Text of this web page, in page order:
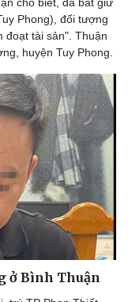
Phong), đối tượng
đoạt tài sản". Thuận
huyện Tuy Phong.
ở Bình Thuận